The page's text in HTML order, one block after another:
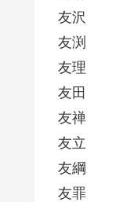
友沢
友渕
友理
友田
友禅
友立
友綱
友罪